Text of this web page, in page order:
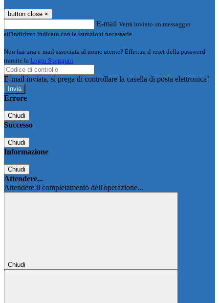
button close ×
E-mail Verrà inviato un messaggio
all'indirizzo indicato con le istruzioni necessarie.
Non hai una e-mail associata al nome utente? Effettua il reset della password
tramite la Login Spaggiari
E-mail inviata, si prega di controllare la casella di posta elettronica!
Errore
Chiudi
Successo
Chiudi
Informazione
Chiudi
Attendere...
Attendere il completamento dell'operazione...
Chiudi